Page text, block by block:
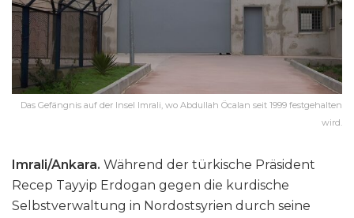
Das Gefängnis auf der Insel Imrali, wo Abdullah Öcalan seit 1999 festgehalten
wird.
Imrali/Ankara. Während der türkische Präsident
Recep Tayyip Erdogan gegen die kurdische
Selbstverwaltung in Nordostsyrien durch seine